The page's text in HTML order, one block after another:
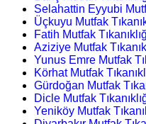
Selahattin Eyyubi
Üçkuyu Mutfak
Fatih Mutfak
Aziziye Mutfak
Yunus Emre Mutfak
Körhat Mutfak
Gürdoğan Mutfak
Dicle Mutfak
Yeniköy Mutfak